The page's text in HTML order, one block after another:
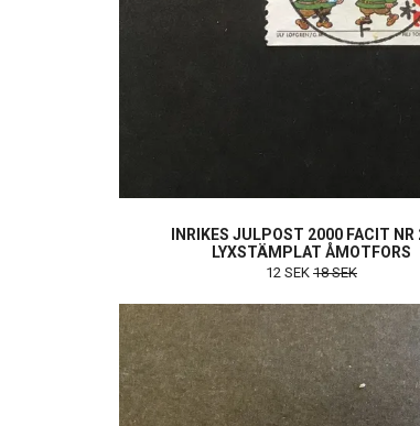
INRIKES JULPOST 2000 FACIT NR
LYXSTÄMPLAT ÅMOTFORS
12 SEK 18 SEK